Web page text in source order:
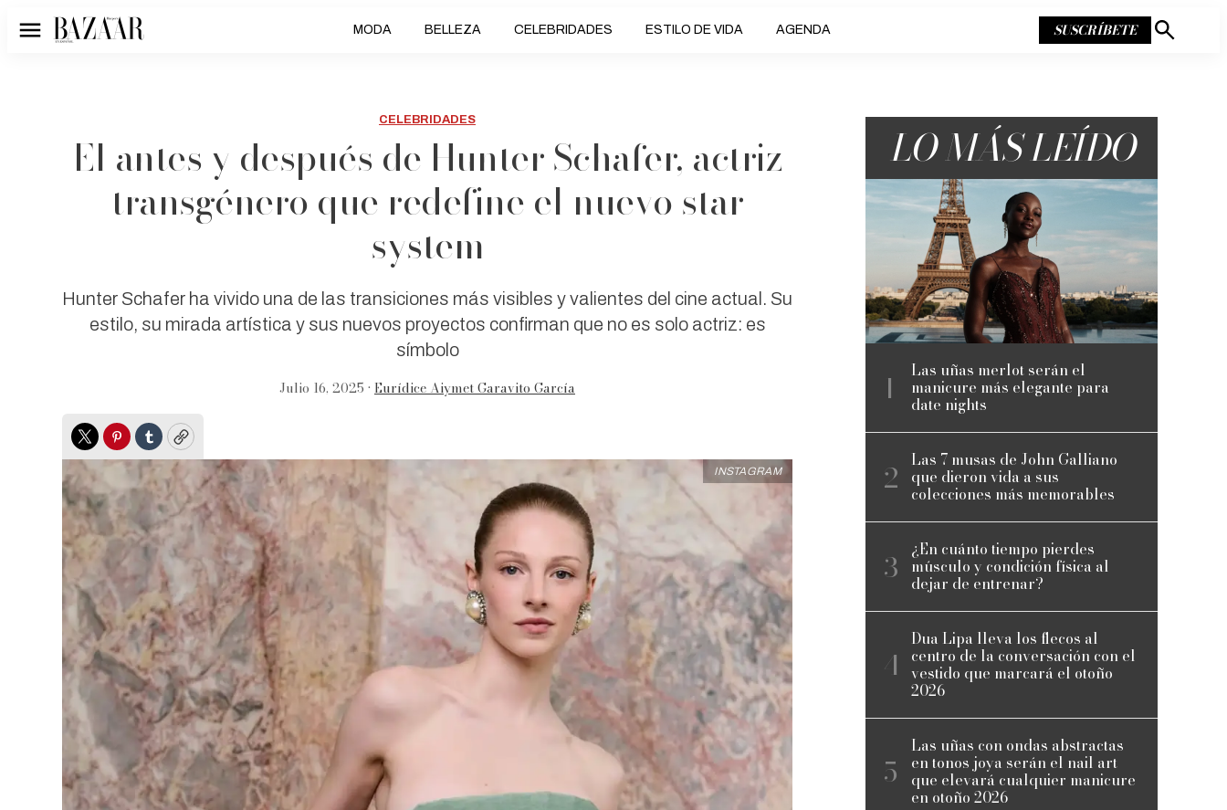
Menú MODA BELLEZA CELEBRIDADES ESTILO DE VIDA AGENDA SUSCRÍBETE
Mostrar
CELEBRIDADES
El antes y después de Hunter Schafer, actriz
transgénero que redefine el nuevo star
system
Hunter Schafer ha vivido una de las transiciones más visibles y valientes del cine actual. Su
estilo, su mirada artística y sus nuevos proyectos confirman que no es solo actriz: es
símbolo
Julio 16, 2025 • Eurídice Aiymet Garavito García
TwitterPinterest
TumblrCopy
INSTAGRAM
LO MÁS LEÍDO
Las uñas merlot serán el
manicure más elegante para
date nights
Las 7 musas de John Galliano
que dieron vida a sus
colecciones más memorables
¿En cuánto tiempo pierdes
músculo y condición física al
dejar de entrenar?
Dua Lipa lleva los flecos al
centro de la conversación con el
vestido que marcará el otoño
2026
Las uñas con ondas abstractas
en tonos joya serán el nail art
que elevará cualquier manicure
en otoño 2026